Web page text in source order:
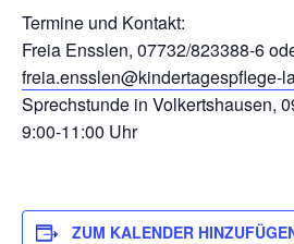
Termine und Kontakt:
Freia Ensslen, 07732/823388-6
freia.ensslen@kindertagespflege-
Sprechstunde in Volkertshausen,
9:00-11:00 Uhr
ZUM KALENDER